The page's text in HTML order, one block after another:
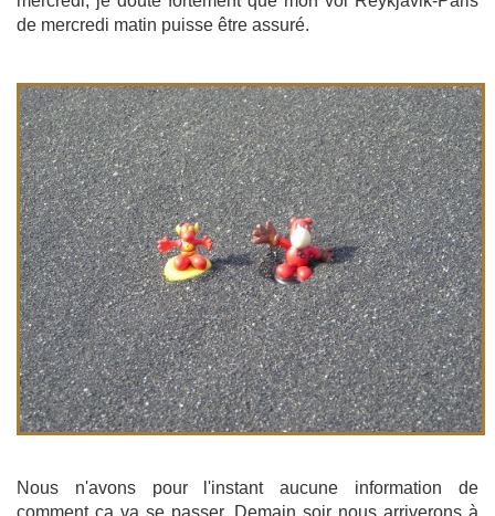
de mercredi matin puisse être assuré.
Nous n'avons pour l'instant aucune information de